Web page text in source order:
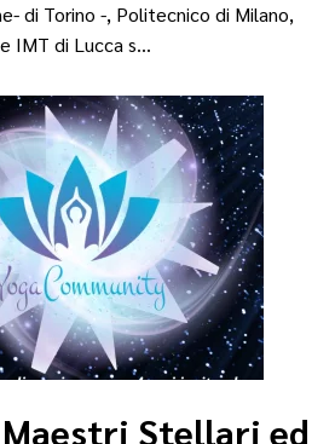
di Torino -, Politecnico di Milano,
IMT di Lucca s…
Stellari ed